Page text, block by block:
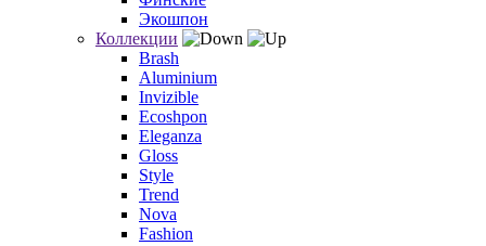
Экошпон
Коллекции
Brash
Aluminium
Invizible
Ecoshpon
Eleganza
Gloss
Style
Trend
Nova
Fashion